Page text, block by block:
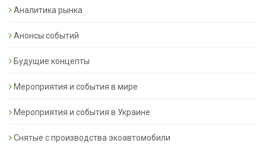
Аналитика рынка
Анонсы событий
Будущие концепты
Мероприятия и события в мире
Мероприятия и события в Украине
Снятые с производства экоавтомобили